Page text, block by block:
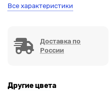
Все характеристики
Доставка по
России
Другие цвета